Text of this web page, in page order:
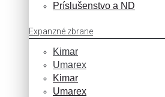
Príslušenstvo a ND
Expanzné zbrane
Kimar
Umarex
Kimar
Umarex